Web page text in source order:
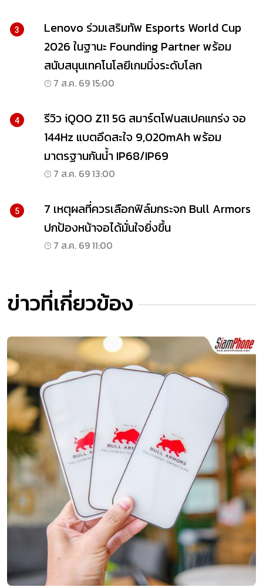
3
Lenovo ร่วมเสริมทัพ Esports World Cup
2026 ในฐานะ Founding Partner พร้อม
สนับสนุนเทคโนโลยีเกมมิ่งระดับโลก
7 ส.ค. 69 15:00
4
รีวิว iQOO Z11 5G สมาร์ตโฟนสเปคแกร่ง จอ
144Hz แบตอึดสะใจ 9,020mAh พร้อม
มาตรฐานกันน้ำ IP68/IP69
7 ส.ค. 69 13:00
5
7 เหตุผลที่ควรเลือกฟิล์มกระจก Bull Armors
ปกป้องหน้าจอได้มั่นใจยิ่งขึ้น
7 ส.ค. 69 11:00
ข่าวที่เกี่ยวข้อง